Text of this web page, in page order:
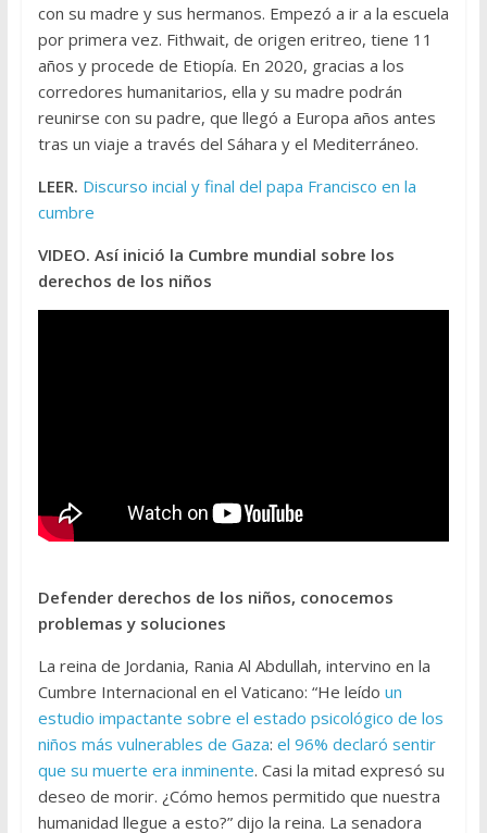
con su madre y sus hermanos. Empezó a ir a la escuela
por primera vez. Fithwait, de origen eritreo, tiene 11
años y procede de Etiopía. En 2020, gracias a los
corredores humanitarios, ella y su madre podrán
reunirse con su padre, que llegó a Europa años antes
tras un viaje a través del Sáhara y el Mediterráneo.
LEER. Discurso incial y final del papa Francisco en la
cumbre
VIDEO. Así inició la Cumbre mundial sobre los
derechos de los niños
Defender derechos de los niños, conocemos
problemas y soluciones
La reina de Jordania, Rania Al Abdullah, intervino en la
Cumbre Internacional en el Vaticano: “He leído un
estudio impactante sobre el estado psicológico de los
niños más vulnerables de Gaza: el 96% declaró sentir
que su muerte era inminente. Casi la mitad expresó su
deseo de morir. ¿Cómo hemos permitido que nuestra
humanidad llegue a esto?” dijo la reina. La senadora